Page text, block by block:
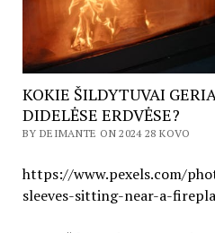
KOKIE ŠILDYTUVAI
DIDELĖSE ERDVĖSE?
BY DEIMANTE ON 2024 28 KOVO
https://www.pexels.com/
sleeves-sitting-near-a-